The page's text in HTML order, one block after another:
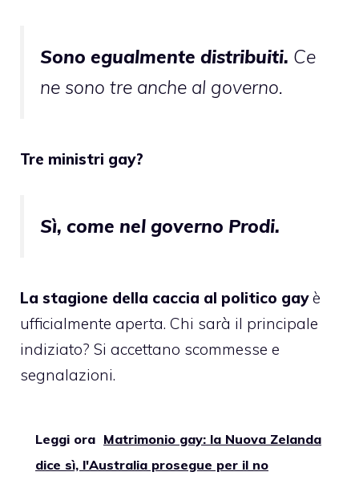
Sono egualmente distribuiti. Ce
ne sono tre anche al governo.
Tre ministri gay?
Sì, come nel governo Prodi.
La stagione della caccia al politico gayè
ufficialmente aperta. Chi sarà il principale
indiziato? Si accettano scommesse e
segnalazioni.
Leggi ora Matrimonio gay: la Nuova Zelanda
dice sì, l'Australia prosegue per il no